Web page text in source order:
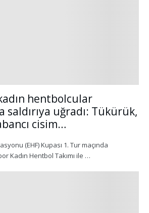
hentbolcular
saldırıya uğradı: Tükürük,
cisim…
(EHF) Kupası 1. Tur maçında
Kadın Hentbol Takımı ile …